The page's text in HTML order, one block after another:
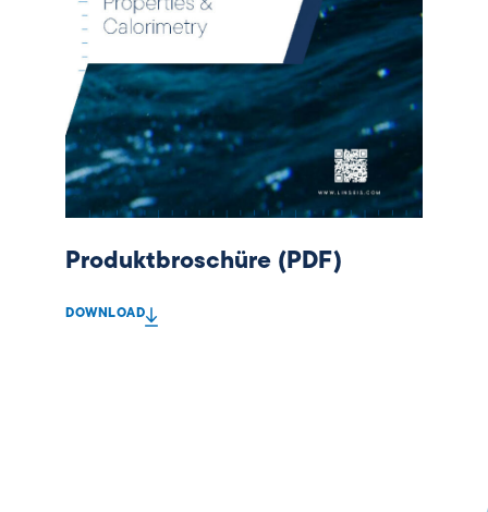
Produktbroschüre (PDF)